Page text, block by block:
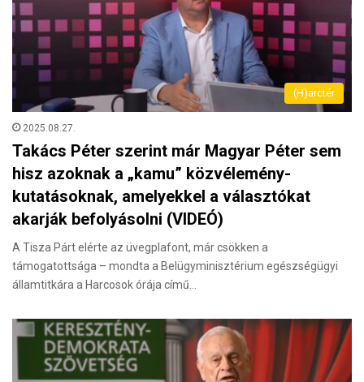
(H)arctér
2025.08.27.
Takács Péter szerint már Magyar Péter sem
hisz azoknak a „kamu” közvélemény-
kutatásoknak, amelyekkel a választókat
akarják befolyásolni (VIDEÓ)
A Tisza Párt elérte az üvegplafont, már csökken a
támogatottsága – mondta a Belügyminisztérium egészségügyi
államtitkára a Harcosok órája című…